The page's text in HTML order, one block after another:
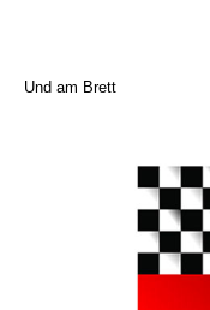
Und am Brett